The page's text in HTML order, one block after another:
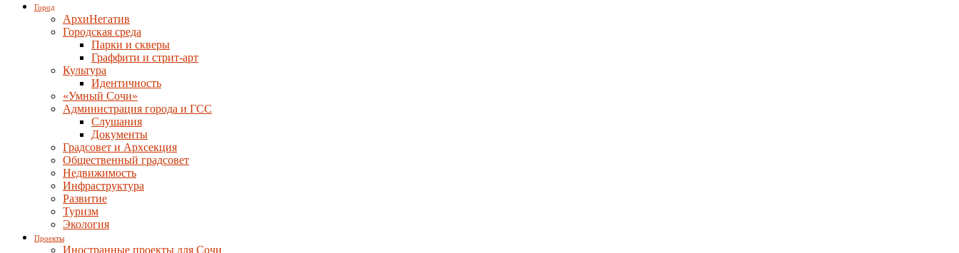
Город
АрхиНегатив
Городская среда
Парки и скверы
Граффити и стрит-арт
Культура
Идентичность
«Умный Сочи»
Администрация города и ГСС
Слушания
Документы
Градсовет и Архсекция
Общественный градсовет
Недвижимость
Инфраструктура
Развитие
Туризм
Экология
Проекты
Иностранные проекты для Сочи